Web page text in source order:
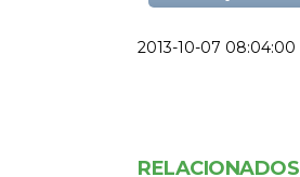
2013-10-07 08:04:00
RELACIONADOS